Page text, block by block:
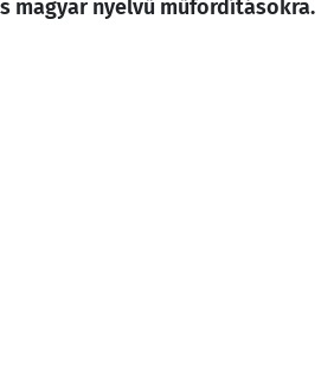
magyar nyelvű műfordításokra.